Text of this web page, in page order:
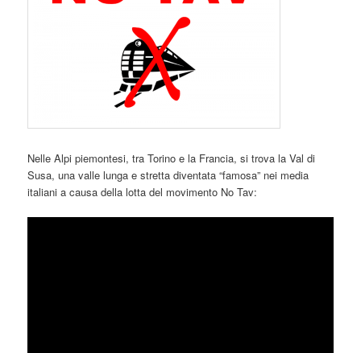
Nelle Alpi piemontesi, tra Torino e la Francia, si trova la Val di
Susa, una valle lunga e stretta diventata “famosa” nei media
italiani a causa della lotta del movimento No Tav: